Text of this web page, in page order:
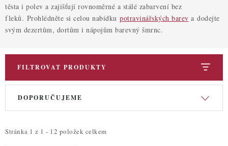
PRO OSLAVY
POCHUTINY
ZDRAVÉ PEČENÍ
těsta i polev a zajišťují rovnoměrné a stálé zabarvení bez
fleků. Prohlédněte si celou nabídku potravinářských barev a dodejte
svým dezertům, dortům i nápojům barevný šmrnc.
FILTROVAT PRODUKTY
V
i
Stránka 1 z 1 - 12 položek celkem
Ř
e
DOPORUČUJEME